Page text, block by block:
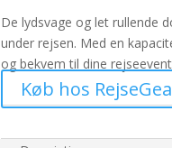
De lydsvage og let rullende
under rejsen. Med en
og bekvem til dine
Køb hos